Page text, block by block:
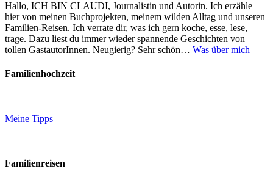
Hallo, ICH BIN CLAUDI, Journalistin und Autorin. Ich erzähle
hier von meinen Buchprojekten, meinem wilden Alltag und unseren
Familien-Reisen. Ich verrate dir, was ich gern koche, esse, lese,
trage. Dazu liest du immer wieder spannende Geschichten von
tollen GastautorInnen. Neugierig? Sehr schön… Was über mich
Familienhochzeit
Meine Tipps
Familienreisen